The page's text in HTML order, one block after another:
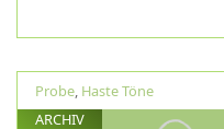
Probe, Haste Töne
ARCHIV